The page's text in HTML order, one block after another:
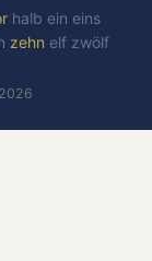
halb ein eins
zehn elf zwölf